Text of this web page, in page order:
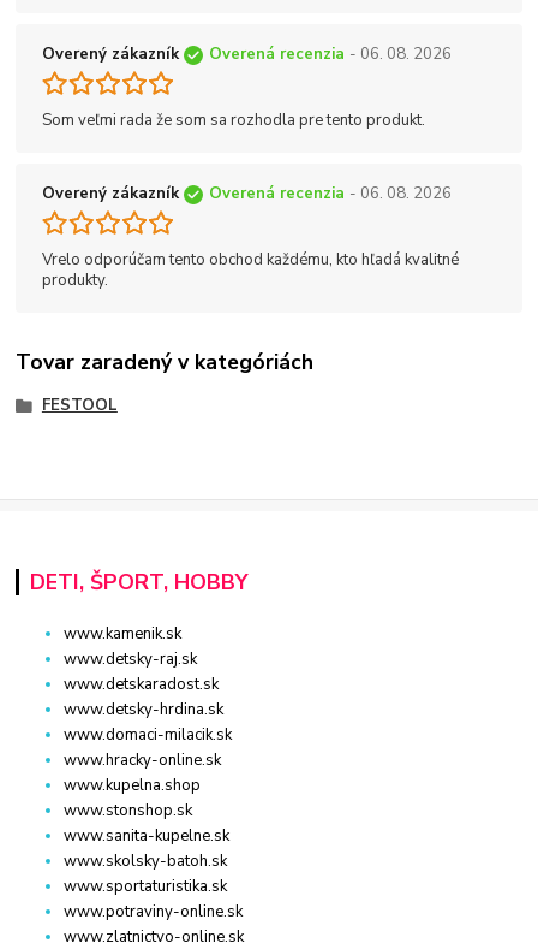
Overený zákazník Overená recenzia - 06. 08. 2026
Som veľmi rada že som sa rozhodla pre tento produkt.
Overený zákazník Overená recenzia - 06. 08. 2026
Vrelo odporúčam tento obchod každému, kto hľadá kvalitné
produkty.
Tovar zaradený v kategóriách
FESTOOL
DETI, ŠPORT, HOBBY
www.kamenik.sk
www.detsky-raj.sk
www.detskaradost.sk
www.detsky-hrdina.sk
www.domaci-milacik.sk
www.hracky-online.sk
www.kupelna.shop
www.stonshop.sk
www.sanita-kupelne.sk
www.skolsky-batoh.sk
www.sportaturistika.sk
www.potraviny-online.sk
www.zlatnictvo-online.sk